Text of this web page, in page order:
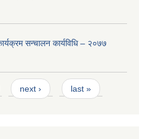
सन्चालन कार्यविधि – २०७७
next › last »